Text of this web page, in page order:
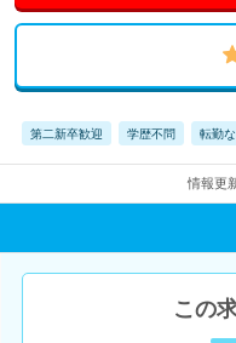
第二新卒歓迎 学歴不問 転勤な
情報更
この